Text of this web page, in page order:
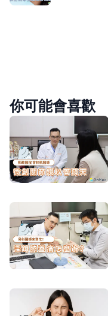
你可能會喜歡